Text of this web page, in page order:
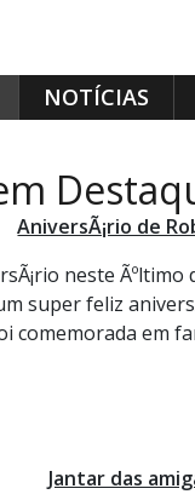
NOTÍCIAS
AniversÃ¡rio de
neste Ãºltimo
super feliz
comemorada em
Jantar das